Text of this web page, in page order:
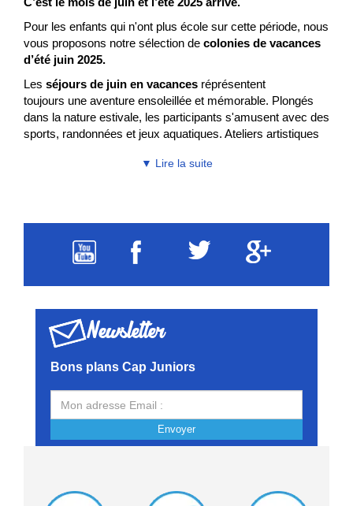
Pour les enfants qui n'ont plus école sur cette période, nous
vous proposons notre sélection de colonies de vacances
d’été juin 2025.
Les séjours de juin en vacances réprésentent
toujours une aventure ensoleillée et mémorable. Plongés
dans la nature estivale, les participants s'amusent avec des
sports, randonnées et jeux aquatiques. Ateliers artistiques
quotidienpour créer des souvenirs inoubliables et profiter
pleinement de l'été.
Colo été 2025
attend. Des moments de joie et de bonne humeur pour les
premières chaleurs de l’été. Envie d’offrir a votre enfant ou
ado unséjour sous la forme d'une aventure au soleil
séjours et activitésqui les raviront.
Aventure en plein air, en bord de mer, balade à cheval et
activités riches pour vos enfants de tout âge.
colos d'été
ne vous intéressent pas ? Vous êtes déjà à
▼ Lire la suite
Newsletter
Bons plans Cap Juniors
Envoyer